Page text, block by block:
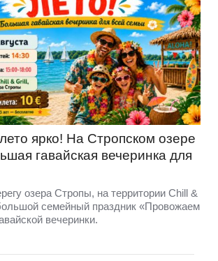
ярко! На Стропском озере
гавайская вечеринка для
озера Стропы, на территории Chill &
семейный праздник «Провожаем
вечеринки.